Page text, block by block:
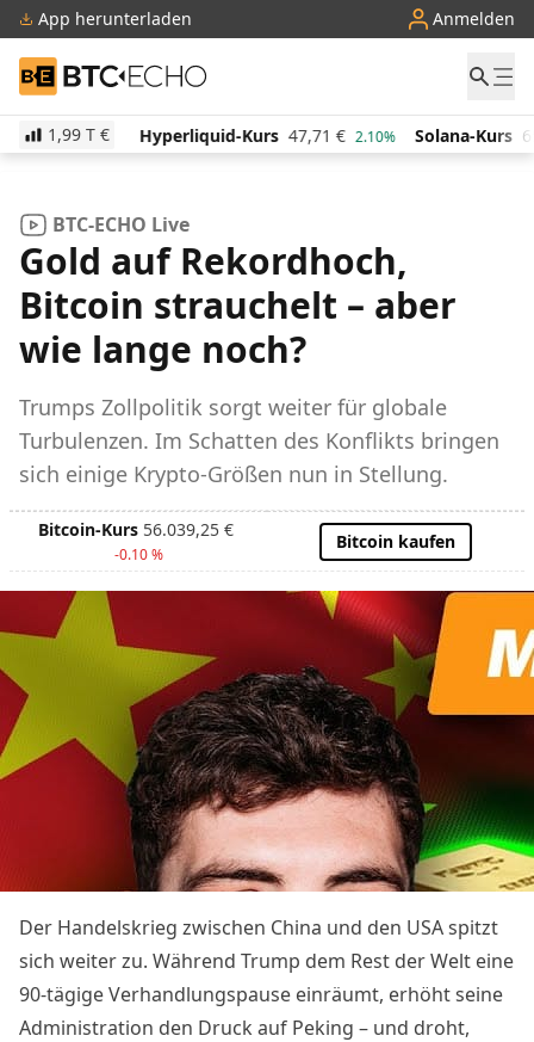
App herunterladen Anmelden
BTC-ECHO
1,99 T €
€ 2.10% Hyperliquid-Kurs 47,71 € 2.10% Solana-Kurs
BTC-ECHO Live
Gold auf Rekordhoch,
Bitcoin strauchelt – aber
wie lange noch?
Trumps Zollpolitik sorgt weiter für globale
Turbulenzen. Im Schatten des Konflikts bringen
sich einige Krypto-Größen nun in Stellung.
Bitcoin-Kurs 56.039,25 €
-0.10 %
Bitcoin kaufen
Der Handelskrieg zwischen China und den USA spitzt
sich weiter zu. Während Trump dem Rest der Welt eine
90-tägige Verhandlungspause einräumt, erhöht seine
Administration den Druck auf Peking – und droht,